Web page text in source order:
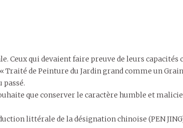
Ceux qui devaient faire preuve de leurs
de Peinture du Jardin grand comme un
que conserver le caractère humble et
littérale de la désignation chinoise (PEN